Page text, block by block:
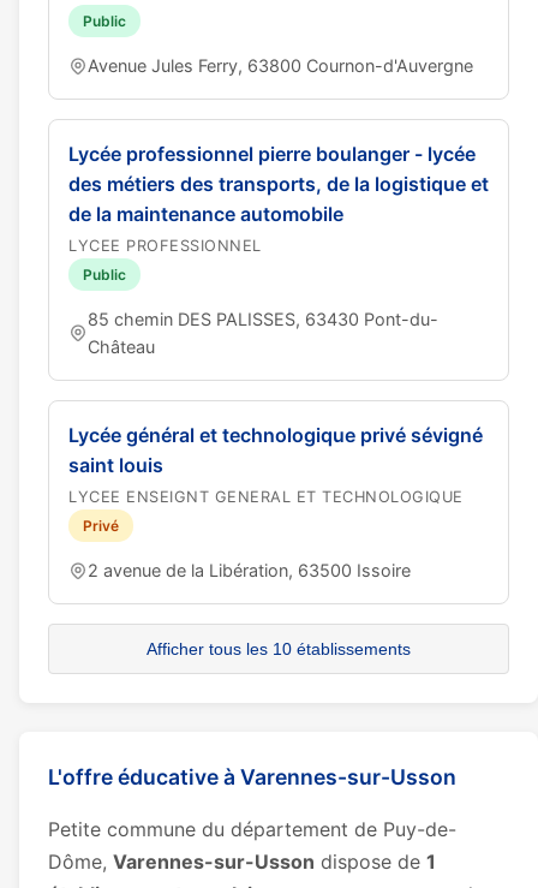
Public
Avenue Jules Ferry, 63800 Cournon-d'Auvergne
Lycée professionnel pierre boulanger - lycée
des métiers des transports, de la logistique et
de la maintenance automobile
LYCEE PROFESSIONNEL
Public
85 chemin DES PALISSES, 63430 Pont-du-
Château
Lycée général et technologique privé sévigné
saint louis
LYCEE ENSEIGNT GENERAL ET TECHNOLOGIQUE
Privé
2 avenue de la Libération, 63500 Issoire
Afficher tous les 10 établissements
L'offre éducative à Varennes-sur-Usson
Petite commune du département de Puy-de-
Dôme, Varennes-sur-Usson dispose de 1